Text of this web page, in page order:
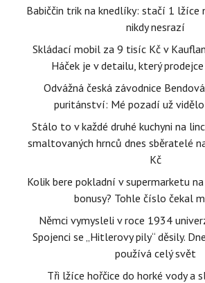
Babiččin trik na knedlíky: stačí 1 lžíce
nikdy nesrazí
Skládací mobil za 9 tisíc Kč v
Háček je v detailu, který
Odvážná česká závodnice
puritánství: Mé pozadí už vidělo
Stálo to v každé druhé kuchyni na
smaltovaných hrnců dnes sběratelé
Kč
Kolik bere pokladní v supermarketu
bonusy? Tohle číslo čekal
Němci vymysleli v roce 1934
Spojenci se „Hitlerovy pily“ děsily.
používá celý svět
Tři lžíce hořčice do horké vody a